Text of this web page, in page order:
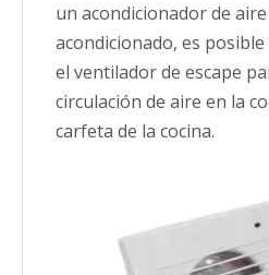
un acondicionador de
acondicionado, es
el ventilador de escape
circulación de aire en la
carfeta de la cocina.